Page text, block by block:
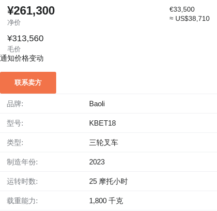
¥261,300
净价
€33,500
≈ US$38,710
¥313,560
毛价
通知价格变动
联系卖方
品牌: Baoli
型号: KBET18
类型: 三轮叉车
制造年份: 2023
运转时数: 25 摩托小时
载重能力: 1,800 千克